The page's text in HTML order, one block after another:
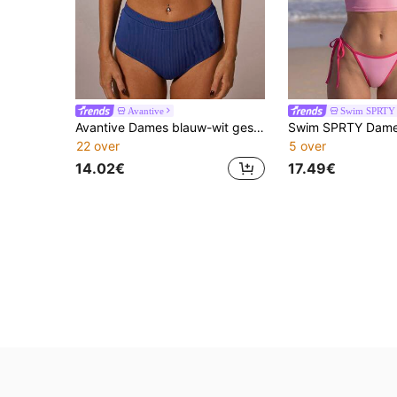
Avantive
Avantive Dames blauw-wit gestreepte rashguard badpakset
22 over
14.02€
Swim SPRTY
5 over
17.49€